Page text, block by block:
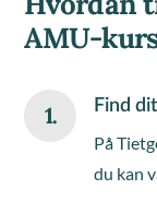
AMU-
1. Find
På
du kan